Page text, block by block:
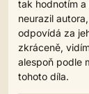
tak hodnotím
neurazil
odpovídá za
zkráceně,
alespoň podle
tohoto díla.